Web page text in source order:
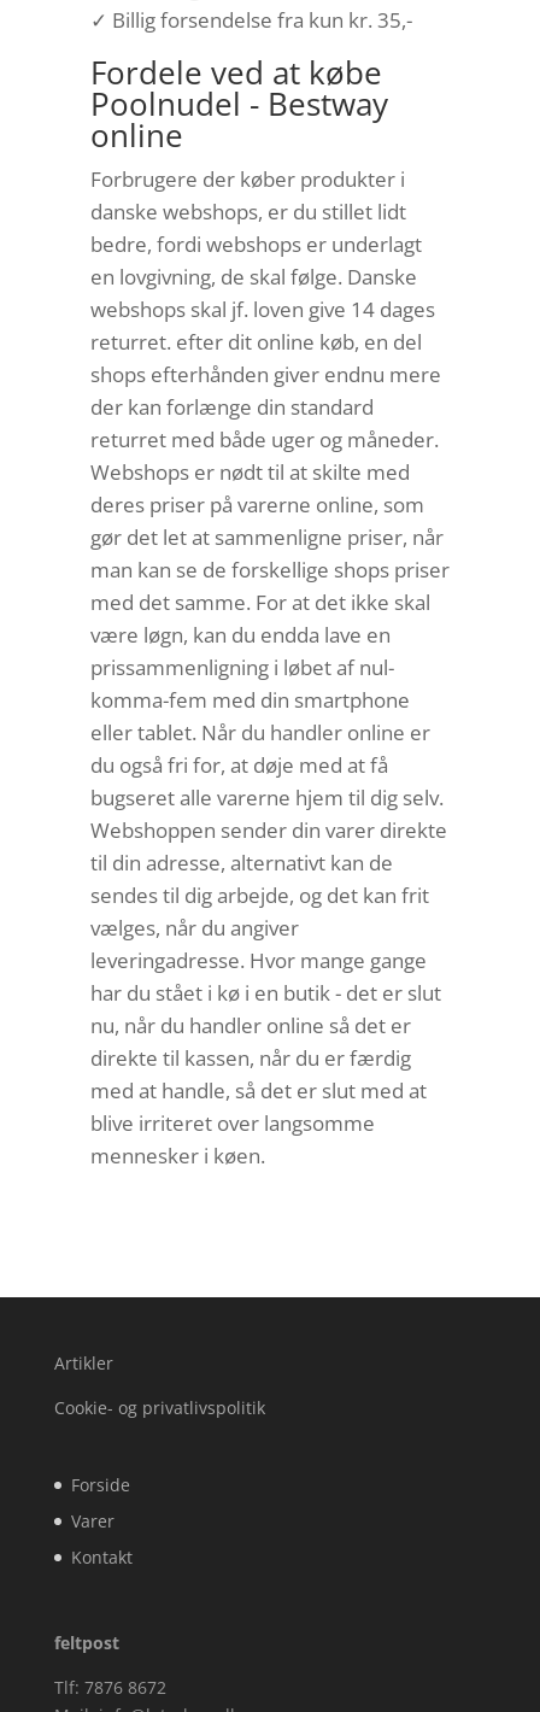
✓ Billig forsendelse fra kun kr. 35,-
Fordele ved at købe
Poolnudel - Bestway
online
Forbrugere der køber produkter i
danske webshops, er du stillet lidt
bedre, fordi webshops er underlagt
en lovgivning, de skal følge. Danske
webshops skal jf. loven give 14 dages
returret. efter dit online køb, en del
shops efterhånden giver endnu mere
der kan forlænge din standard
returret med både uger og måneder.
Webshops er nødt til at skilte med
deres priser på varerne online, som
gør det let at sammenligne priser, når
man kan se de forskellige shops priser
med det samme. For at det ikke skal
være løgn, kan du endda lave en
prissammenligning i løbet af nul-
komma-fem med din smartphone
eller tablet. Når du handler online er
du også fri for, at døje med at få
bugseret alle varerne hjem til dig selv.
Webshoppen sender din varer direkte
til din adresse, alternativt kan de
sendes til dig arbejde, og det kan frit
vælges, når du angiver
leveringadresse. Hvor mange gange
har du stået i kø i en butik - det er slut
nu, når du handler online så det er
direkte til kassen, når du er færdig
med at handle, så det er slut med at
blive irriteret over langsomme
mennesker i køen.
Artikler
Cookie- og privatlivspolitik
Forside
Varer
Kontakt
feltpost
Tlf: 7876 8672